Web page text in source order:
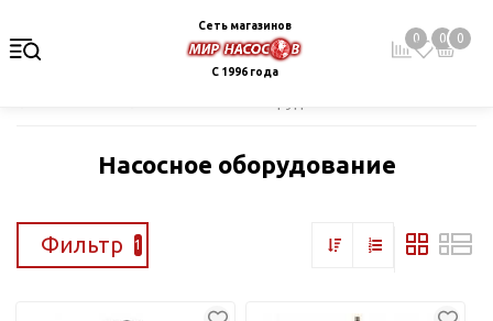
Сеть магазинов
С 1996 года
0 0 0
Насосное оборудование
Фильтр 1